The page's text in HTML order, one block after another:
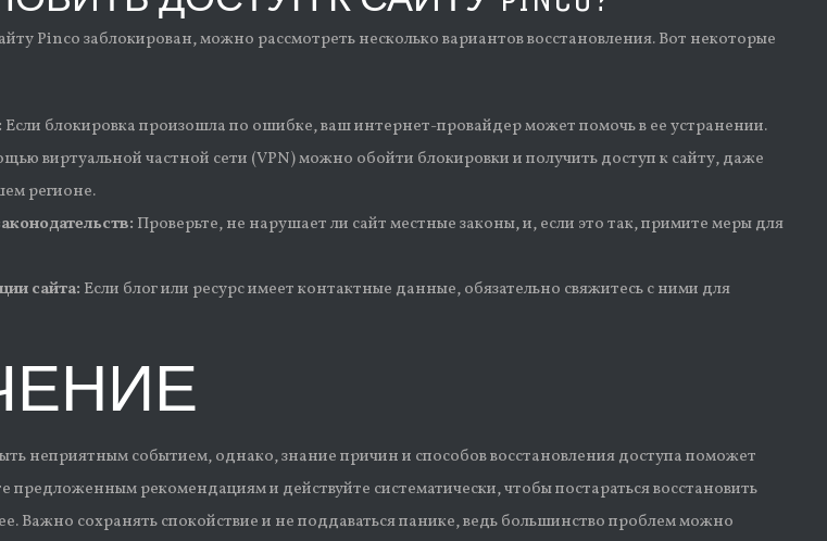
Pinco заблокирован, можно рассмотреть несколько вариантов восстановления. Вот некоторые
Если блокировка произошла по ошибке, ваш интернет-провайдер может помочь в ее устранении.
виртуальной частной сети (VPN) можно обойти блокировки и получить доступ к сайту, даже
регионе.
Проверьте, не нарушает ли сайт местные законы, и, если это так, примите меры для
сайта: Если блог или ресурс имеет контактные данные, обязательно свяжитесь с ними для
неприятным событием, однако, знание причин и способов восстановления доступа поможет
предложенным рекомендациям и действуйте систематически, чтобы постараться восстановить
Важно сохранять спокойствие и не поддаваться панике, ведь большинство проблем можно